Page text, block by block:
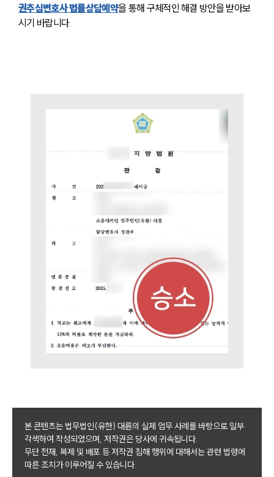
대륜소개
오시는 길
글로벌 파트너 로펌
통합검색
AI대륜
업무사례
주요 업무사례
사례분석/최신동향
구성원 소개
채권추심전문변호사
권추심변호사 법률상담예약을 통해 구체적인 해결 방안을 받아보
시기 바랍니다.
본 콘텐츠는 법무법인(유한) 대륜의 실제 업무 사례를 바탕으로 일부
각색하여 작성되었으며, 저작권은 당사에 귀속됩니다.
무단 전재, 복제 및 배포 등 저작권 침해 행위에 대해서는 관련 법령에
따른 조치가 이루어질 수 있습니다.